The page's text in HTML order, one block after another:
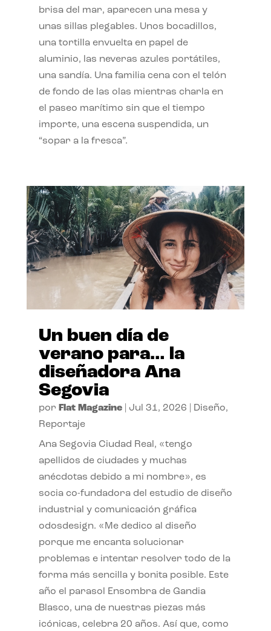
brisa del mar, aparecen una mesa y
unas sillas plegables. Unos bocadillos,
una tortilla envuelta en papel de
aluminio, las neveras azules portátiles,
una sandía. Una familia cena con el telón
de fondo de las olas mientras charla en
el paseo marítimo sin que el tiempo
importe, una escena suspendida, un
“sopar a la fresca”.
Un buen día de
verano para… la
diseñadora Ana
Segovia
por Flat Magazine| Jul 31, 2026 Diseño,
Reportaje
Ana Segovia Ciudad Real, «tengo
apellidos de ciudades y muchas
anécdotas debido a mi nombre», es
socia co-fundadora del estudio de diseño
industrial y comunicación gráfica
odosdesign. «Me dedico al diseño
porque me encanta solucionar
problemas e intentar resolver todo de la
forma más sencilla y bonita posible. Este
año el parasol Ensombra de Gandia
Blasco, una de nuestras piezas más
icónicas, celebra 20 años. Así que, como